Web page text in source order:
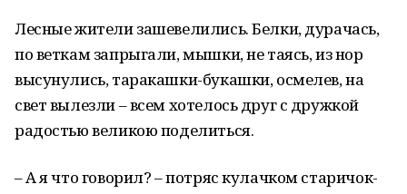
Лесные жители зашевелились. Белки, дурачась,
по веткам запрыгали, мышки, не таясь, из нор
высунулись, таракашки-букашки, осмелев, на
свет вылезли – всем хотелось друг с дружкой
радостью великою поделиться.
– А я что говорил? – потряс кулачком старичок-